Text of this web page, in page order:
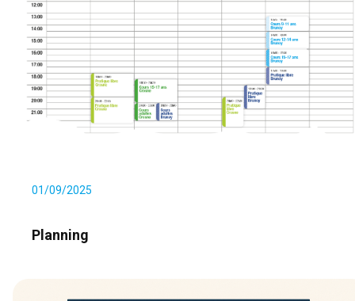
01/09/2025
Planning